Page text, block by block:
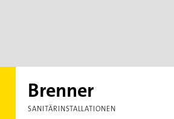
Brenner
SANITÄRINSTALLATIONEN